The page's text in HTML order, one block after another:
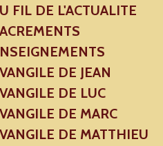
FIL DE L'ACTUALITE
DE JEAN
DE LUC
DE MARC
DE MATTHIEU